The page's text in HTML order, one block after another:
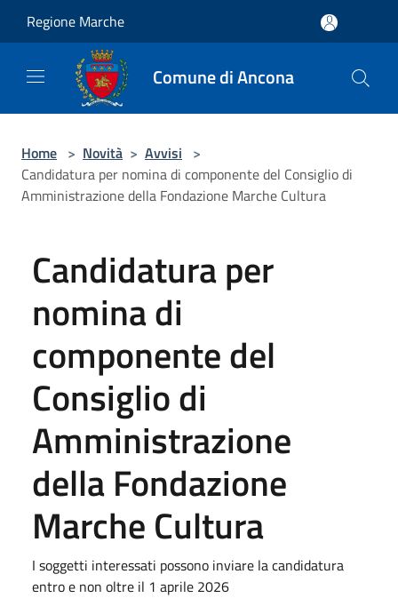
Regione Marche
Comune di Ancona
Home > Novità > Avvisi >
Candidatura per nomina di componente del Consiglio di
Amministrazione della Fondazione Marche Cultura
Candidatura per
nomina di
componente del
Consiglio di
Amministrazione
della Fondazione
Marche Cultura
I soggetti interessati possono inviare la candidatura
entro e non oltre il 1 aprile 2026